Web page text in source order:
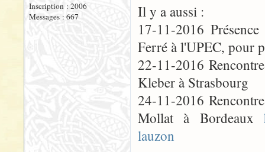
Inscription : 2006
Messages : 667
Il y a aussi :
17-11-2016
Ferré à l'UPEC, pour
22-11-2016
Kleber à Strasbourg
24-11-2016
Mollat à Bordeaux
lauzon